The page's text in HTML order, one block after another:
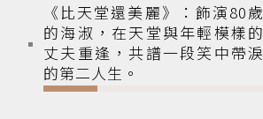
《比天堂還美麗》：飾演80歲
的海淑，在天堂與年輕模樣的
丈夫重逢，共譜一段笑中帶淚
的第二人生。